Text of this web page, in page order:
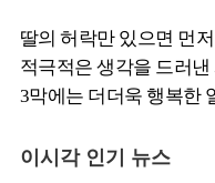
딸의 허락만 있으면 먼
적극적은 생각을 드러
3막에는 더더욱 행복한
이시각 인기 뉴스